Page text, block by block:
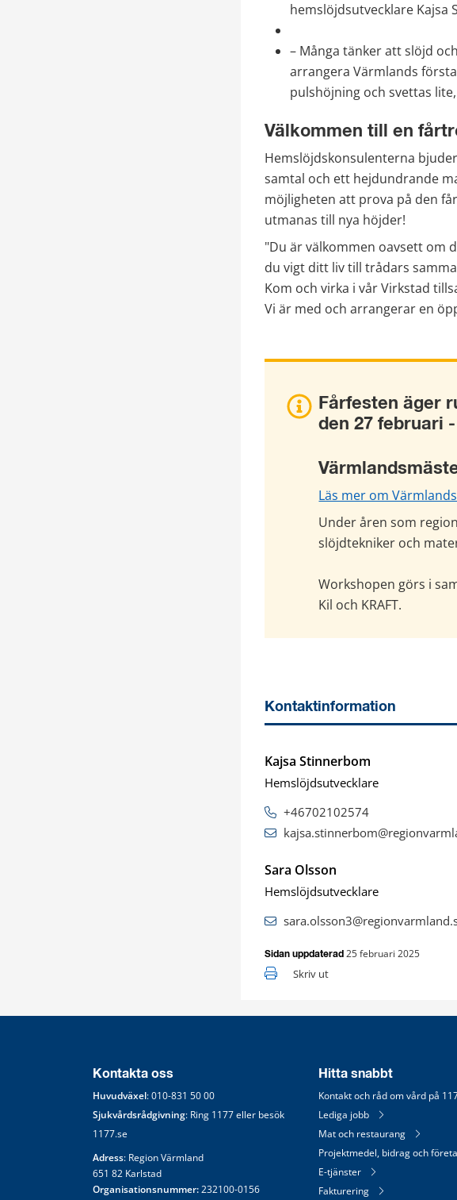
hemslöjdsutvecklare Kajsa
– Många tänker att slöjd
arrangera Värmlands
pulshöjning och svettas
Välkommen till en
Hemslöjdskonsulenterna
samtal och ett hejdundrande
möjligheten att prova på den
utmanas till nya höjder!
"Du är välkommen oavsett om
du vigt ditt liv till trådars
Kom och virka i vår Virkstad
Vi är med och arrangerar en
Fårfesten äger
den 27 februari
Läs mer om
Under åren som
slöjdtekniker och
Workshopen görs i
Kil och KRAFT.
Kontaktinformation
Kajsa Stinnerbom
Hemslöjdsutvecklare
+46702102574
Sara Olsson
Hemslöjdsutvecklare
Sidan uppdaterad 25 februari 2025
Skriv ut
Kontakta oss
Huvudväxel: 010-831 50 00
Sjukvårdsrådgivning: Ring 1177 eller besök
1177.se
Adress: Region Värmland
651 82 Karlstad
Organisationsnummer: 232100-0156
Hitta snabbt
Kontakt och råd om vård på
Lediga jobb
Mat och restaurang
Projektmedel, bidrag och
E-tjänster
Fakturering